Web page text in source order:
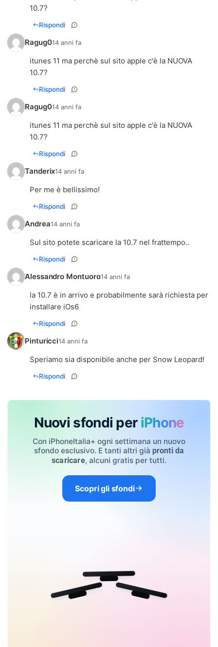
10.7?
Rispondi
Ragug014 anni fa
itunes 11 ma perchè sul sito apple c'è la NUOVA
10.7?
Rispondi
Ragug014 anni fa
itunes 11 ma perchè sul sito apple c'è la NUOVA
10.7?
Rispondi
Tanderix14 anni fa
Per me è bellissimo!
Rispondi
Andrea14 anni fa
Sul sito potete scaricare la 10.7 nel frattempo..
Rispondi
Alessandro Montuoro14 anni fa
la 10.7 è in arrivo e probabilmente sarà richiesta per
installare iOs6
Rispondi
Pinturicci14 anni fa
Speriamo sia disponibile anche per Snow Leopard!
Rispondi
Nuovi sfondi per iPhone
Con iPhoneItalia+ ogni settimana un nuovo
sfondo esclusivo. E tanti altri già pronti da
scaricare, alcuni gratis per tutti.
Scopri gli sfondi